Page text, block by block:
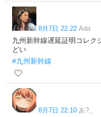
8月7日 22:22 Ada
九州新幹線遅延証明コレク
どい
#九州新幹線
8月7日 22:10 あ?⸒⸒